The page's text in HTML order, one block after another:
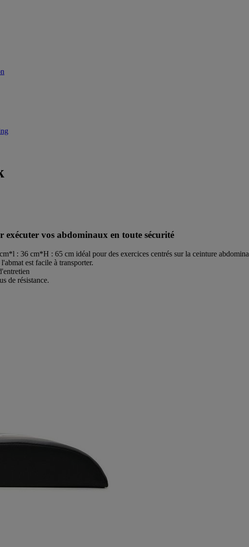
vos abdominaux en toute sécurité
: 36 cm*H : 65 cm idéal pour des exercices centrés sur la ceinture
est facile à transporter.
de résistance.